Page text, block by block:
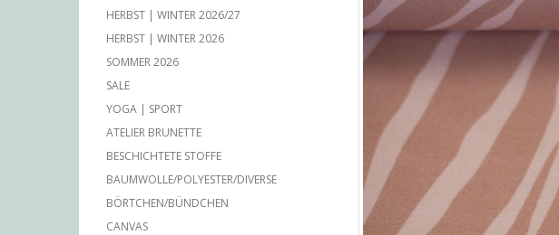
HERBST | WINTER 2026/27
HERBST | WINTER 2026
SOMMER 2026
SALE
YOGA | SPORT
ATELIER BRUNETTE
BESCHICHTETE STOFFE
BAUMWOLLE/POLYESTER/DIVERSE
BÖRTCHEN/BÜNDCHEN
CANVAS